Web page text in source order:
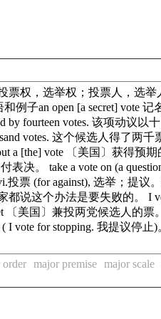
权，选举权；投票人，选举
子an open [a secret] vote 记
by fourteen votes. 该项动议以
votes. 这个候选人得了两千
a [the] vote 〔美国〕获得预
表决。 take a vote on (a
投票 (for against), 选举；提
说这个办法是要失败的。 I
〔美国〕兼投两党候选人的票
vote for stopping. 我提议停止
order major premise major scale